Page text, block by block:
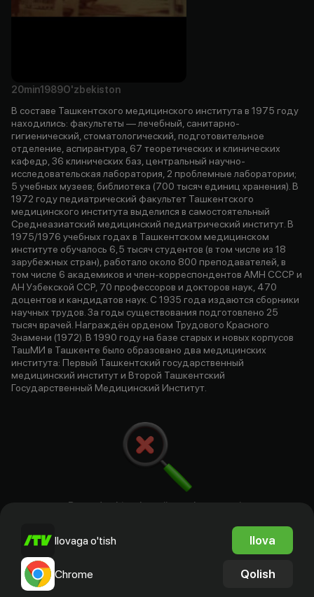
20min1989O'zbekiston
В составе Ташкентского медицинского института в 1975 году
находились: факультеты — лечебный, санитарно-
гигиенический, стоматологический, подготовительное
отделение, аспирантура, 67 теоретических и клинических
кафедр, 36 клинических баз, центральный научно-
исследовательская лаборатория, 2 проблемные лаборатории;
5 учебных музеев; библиотека (700 тысяч единиц хранения). В
1972 году педиатрический факультет Ташкентского
медицинского института выделился в самостоятельный
Среднеазиатский медицинский педиатрический институт. В
1975/1976 учебных годах в Ташкентском медицинском
институте обучалось 6,5 тысяч студентов (в том числе из 18
зарубежных стран), работало около 800 преподавателей, в
том числе 6 академиков и член-корреспондентов АМН СССР и
АН Узбекской ССР, 70 профессоров и докторов наук, 470
доцентов и кандидатов наук. С 1935 года издаются сборники
научных трудов. За годы существования подготовлено 25
тысяч врачей. Награждён орденом Трудового Красного
Знамени (1972). В 1990 году на базе старых и новых корпусов
ТашМИ в Ташкенте было образовано два медицинских
института: Первый Ташкентский государственный
медицинский институт и Второй Ташкентский
Государственный Медицинский Институт.
Bu yerda aktyorlar, rejissyorlar. ssenariy
Ilovaga o'tish Ilova
Chrome Qolish